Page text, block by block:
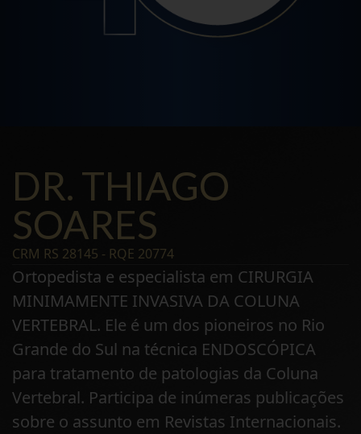
DR. THIAGO
SOARES
CRM RS 28145 - RQE 20774
Ortopedista e especialista em CIRURGIA
MINIMAMENTE INVASIVA DA COLUNA
VERTEBRAL. Ele é um dos pioneiros no Rio
Grande do Sul na técnica ENDOSCÓPICA
para tratamento de patologias da Coluna
Vertebral. Participa de inúmeras publicações
sobre o assunto em Revistas Internacionais.